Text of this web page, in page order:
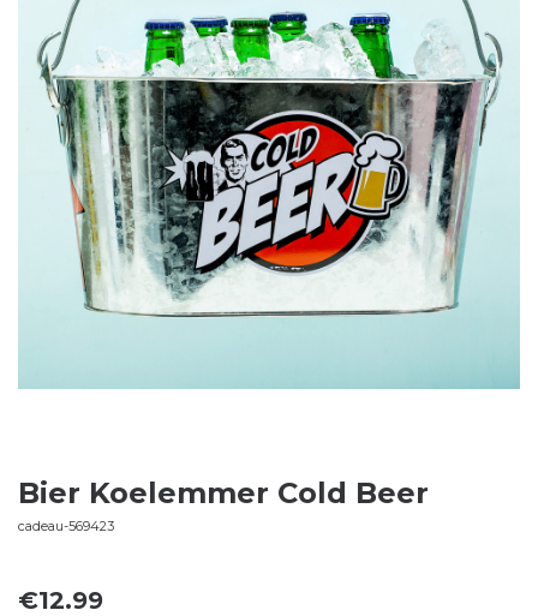
Bier Koelemmer Cold Beer
cadeau-569423
€12.99